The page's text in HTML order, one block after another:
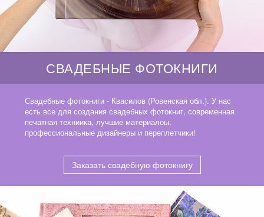
СВАДЕБНЫЕ ФОТОКНИГИ
Свадебные фотокниги - Квасилов (Ровенская обл.). У нас
есть все для создания свадебных фотокниг, современная
печатная техниика, лучшие материалоы,
профессиональные дизайнеры и переплетчики!
Заказать свадебную фотокнигу